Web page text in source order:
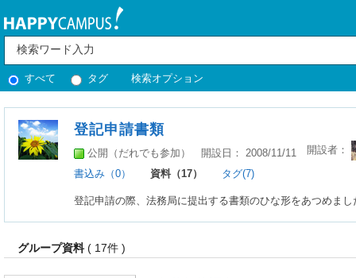
すべて タグ 検索オプション
登記申請書類
公開（だれでも参加） 開設日： 2008/11/11 開設者：
書込み（0） 資料（17） タグ(7)
登記申請の際、法務局に提出する書類のひな形をあつめまし
グループ資料( 17件 )